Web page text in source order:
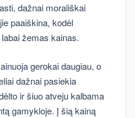
dažnai morališkai
paaiškina, kodėl
žemas kainas.
gerokai daugiau, o
dažnai pasiekia
ir šiuo atveju kalbama
gamykloje. Į šią kainą